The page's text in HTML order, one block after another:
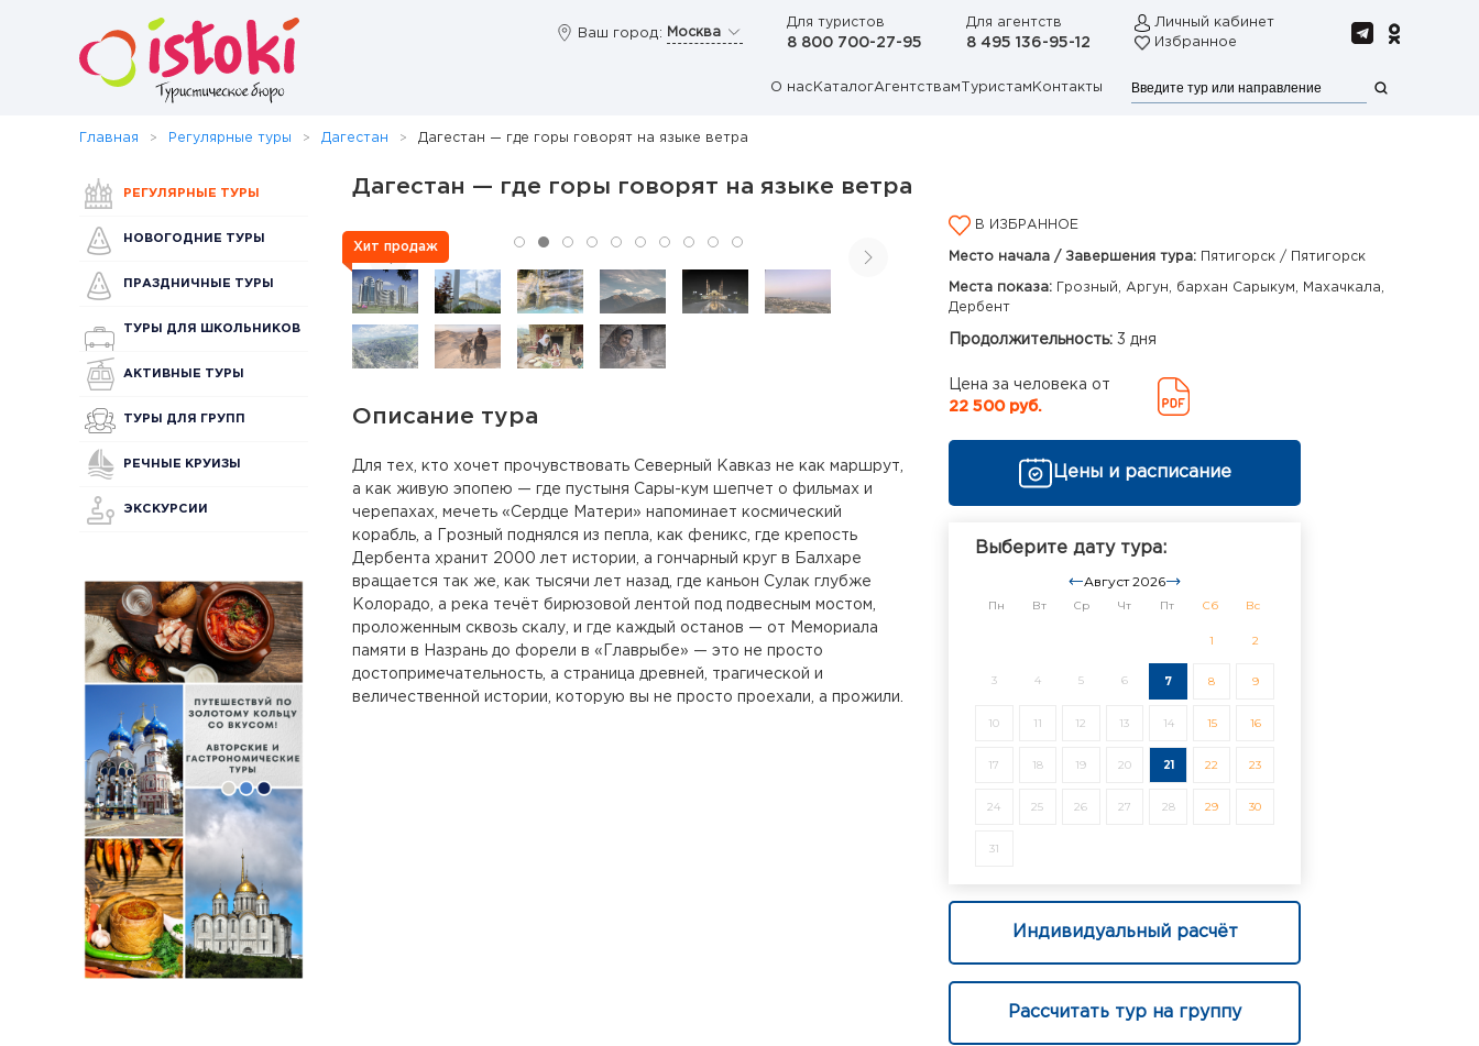
Ваш город: Москва
Для туристов
8 800 700-27-95
Для агентств
8 495 136-95-12
Личный кабинет
Избранное
О нас КаталогАгентствам Туристам Контакты
Главная Регулярные туры Дагестан Дагестан — где горы говорят на языке ветра
Дагестан — где горы говорят на языке ветра
Хит продаж
Описание тура
Для тех, кто хочет прочувствовать Северный Кавказ не как маршрут,
а как живую эпопею — где пустыня Сары-кум шепчет о фильмах и
черепахах, мечеть «Сердце Матери» напоминает космический
корабль, а Грозный поднялся из пепла, как феникс, где крепость
Дербента хранит 2000 лет истории, а гончарный круг в Балхаре
вращается так же, как тысячи лет назад, где каньон Сулак глубже
Колорадо, а река течёт бирюзовой лентой под подвесным мостом,
проложенным сквозь скалу, и где каждый останов — от Мемориала
памяти в Назрань до форели в «Главрыбе» — это не просто
достопримечательность, а страница древней, трагической и
величественной истории, которую вы не просто проехали, а прожили.
В ИЗБРАННОЕ
Место начала / Завершения тура: Пятигорск / Пятигорск
Места показа:
Грозный, Аргун, бархан Сарыкум, Махачкала,
Дербент
Продолжительность: 3 дня
Цена за человека от
22 500 руб.
Цены и расписание
Выберите дату тура:
Август 2026
Пн Вт Ср Чт Пт Сб Вс
1 2
3 4 5 6 7 8 9
10 11 12 13 14 15 16
17 18 19 20 21 22 23
24 25 26 27 28 29 30
31
Индивидуальный расчёт
Рассчитать тур на группу
РЕГУЛЯРНЫЕ ТУРЫ
НОВОГОДНИЕ ТУРЫ
ПРАЗДНИЧНЫЕ ТУРЫ
ТУРЫ ДЛЯ ШКОЛЬНИКОВ
АКТИВНЫЕ ТУРЫ
ТУРЫ ДЛЯ ГРУПП
РЕЧНЫЕ КРУИЗЫ
ЭКСКУРСИИ